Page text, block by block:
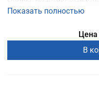
Конструкция:
Показать полностью
Цена
В